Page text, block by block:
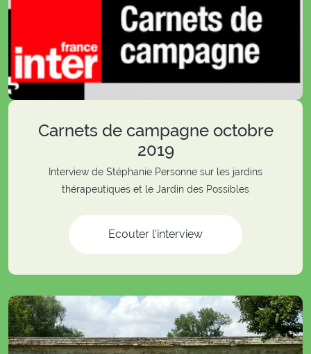
Carnets de campagne octobre
2019
Interview de Stéphanie Personne sur les jardins
thérapeutiques et le Jardin des Possibles
Ecouter l'interview